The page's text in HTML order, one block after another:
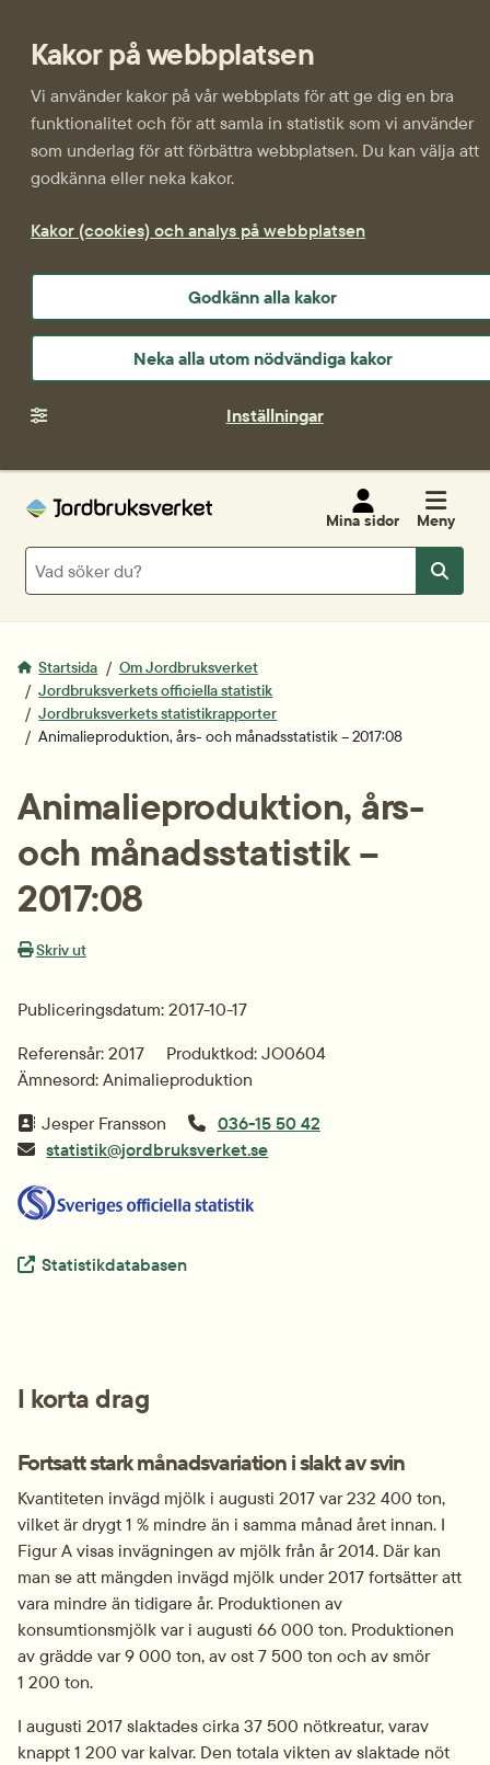
Kakor på webbplatsen
Vi använder kakor på vår webbplats för att ge dig en bra
funktionalitet och för att samla in statistik som vi använder
som underlag för att förbättra webbplatsen. Du kan välja att
godkänna eller neka kakor.
Kakor (cookies) och analys på webbplatsen
Godkänn alla kakor
Neka alla utom nödvändiga kakor
Inställningar
Mina sidor Meny
Sök
Sök
Startsida
Om Jordbruksverket
Jordbruksverkets officiella statistik
Jordbruksverkets statistikrapporter
Animalieproduktion, års- och månadsstatistik – 2017:08
Animalieproduktion, års-
och månadsstatistik –
2017:08
Skriv ut
Publiceringsdatum: 2017-10-17
Referensår: 2017
Produktkod: JO0604
Ämnesord: Animalieproduktion
Jesper Fransson
036-15 50 42
statistik@jordbruksverket.se
Extern länk.
Statistikdatabasen
I korta drag
Fortsatt stark månadsvariation i slakt av svin
Kvantiteten invägd mjölk i augusti 2017 var 232 400 ton,
vilket är drygt 1 % mindre än i samma månad året innan. I
Figur A visas invägningen av mjölk från år 2014. Där kan
man se att mängden invägd mjölk under 2017 fortsätter att
vara mindre än tidigare år. Produktionen av
konsumtionsmjölk var i augusti 66 000 ton. Produktionen
av grädde var 9 000 ton, av ost 7 500 ton och av smör
1 200 ton.
I augusti 2017 slaktades cirka 37 500 nötkreatur, varav
knappt 1 200 var kalvar. Den totala vikten av slaktade nöt